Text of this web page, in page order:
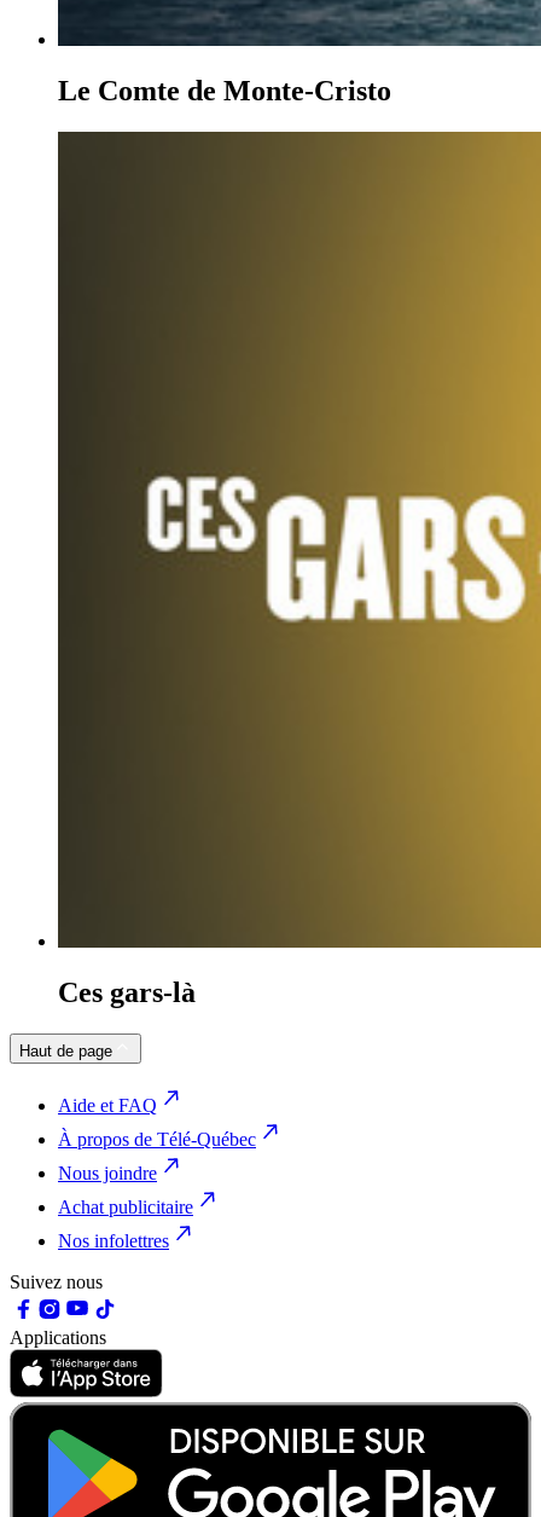
Le Comte de Monte-Cristo
Ces gars-là
Haut de page
Aide et FAQ
À propos de Télé-Québec
Nous joindre
Achat publicitaire
Nos infolettres
Suivez nous
Applications